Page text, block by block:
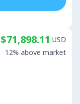
$71,898.11 USD
12% above market